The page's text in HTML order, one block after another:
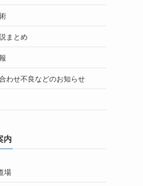
まとめ
わせ不良などのお知らせ
内
場